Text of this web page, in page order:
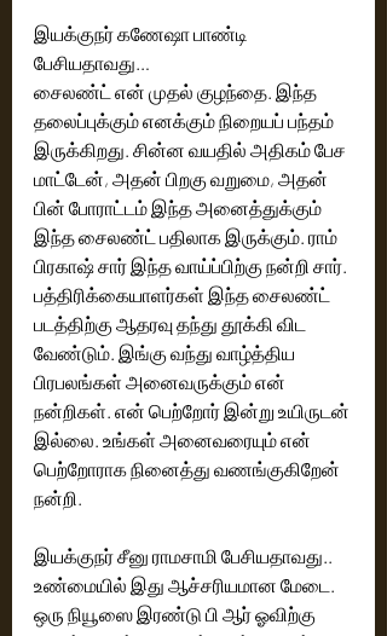
இயக்குநர் கணேஷா பாண்டி
பேசியதாவது…
சைலண்ட் என் முதல் குழந்தை. இந்த
தலைப்புக்கும் எனக்கும் நிறையப் பந்தம்
இருக்கிறது. சின்ன வயதில் அதிகம் பேச
மாட்டேன், அதன் பிறகு வறுமை, அதன்
பின் போராட்டம் இந்த அனைத்துக்கும்
இந்த சைலண்ட் பதிலாக இருக்கும். ராம்
பிரகாஷ் சார் இந்த வாய்ப்பிற்கு நன்றி சார்.
பத்திரிக்கையாளர்கள் இந்த சைலண்ட்
படத்திற்கு ஆதரவு தந்து தூக்கி விட
வேண்டும். இங்கு வந்து வாழ்த்திய
பிரபலங்கள் அனைவருக்கும் என்
நன்றிகள். என் பெற்றோர் இன்று உயிருடன்
இல்லை. உங்கள் அனைவரையும் என்
பெற்றோராக நினைத்து வணங்குகிறேன்
நன்றி.
இயக்குநர் சீனு ராமசாமி பேசியதாவது..
உண்மையில் இது ஆச்சரியமான மேடை.
ஒரு நியூஸை இரண்டு பி ஆர் ஓவிற்கு